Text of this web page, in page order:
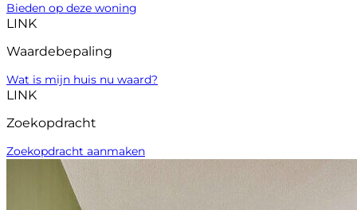
Bieden op deze woning
LINK
Waardebepaling
Wat is mijn huis nu waard?
LINK
Zoekopdracht
Zoekopdracht aanmaken